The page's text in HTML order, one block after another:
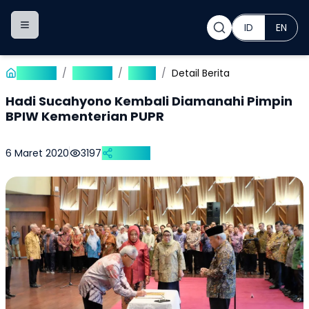
Toggle navigation menu ID EN
/ / / Detail Berita
Hadi Sucahyono Kembali Diamanahi Pimpin
BPIW Kementerian PUPR
6 Maret 2020 3197